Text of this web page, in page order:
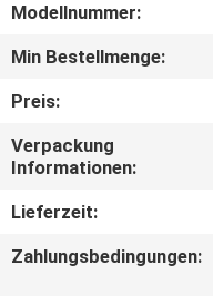
FABRIK-
AUSFLUG
TRETEN
SIE
Modellnummer:
Min Bestellmenge:
Preis:
Verpackung
Informationen:
Lieferzeit:
Zahlungsbedingungen: